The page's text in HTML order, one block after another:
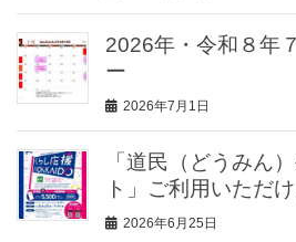
2026年・令和８年
ー
2026年7月1日
「道民（どうみん
ト」ご利用いただけ
2026年6月25日